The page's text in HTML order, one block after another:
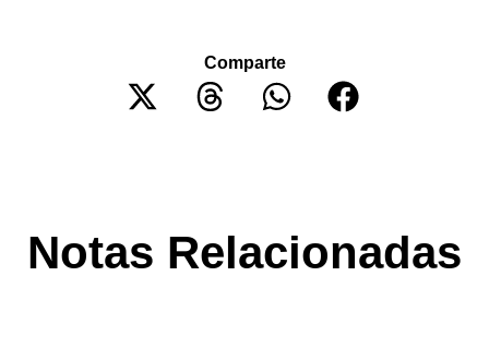
Comparte
Notas Relacionadas